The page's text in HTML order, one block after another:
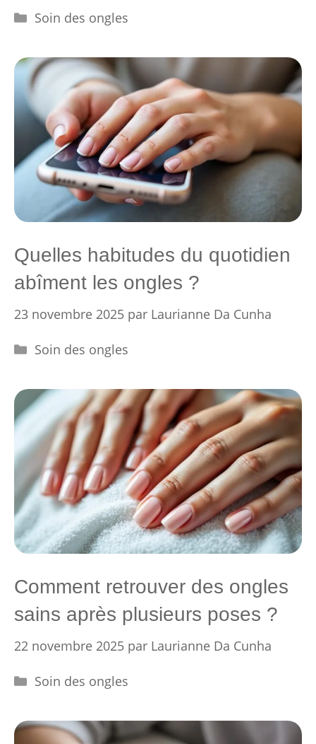
Catégories
Soin des ongles
Quelles habitudes du quotidien
abîment les ongles ?
23 novembre 2025 par Laurianne Da Cunha
Catégories
Soin des ongles
Comment retrouver des ongles
sains après plusieurs poses ?
22 novembre 2025 par Laurianne Da Cunha
Catégories
Soin des ongles